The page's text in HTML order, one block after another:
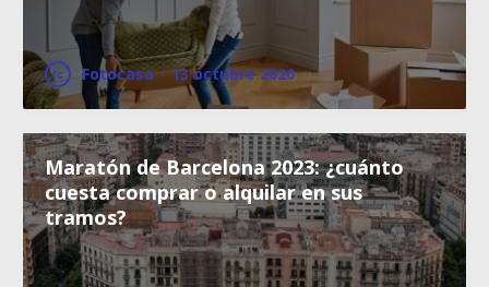
Fotocasa · 13 octubre 2020
Maratón de Barcelona 2023: ¿cuánto
cuesta comprar o alquilar en sus
tramos?